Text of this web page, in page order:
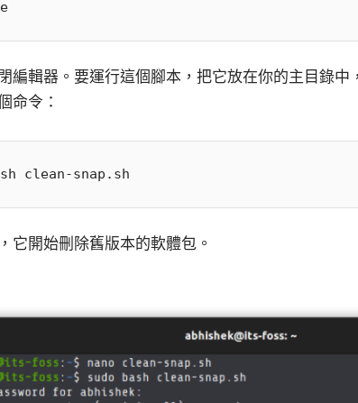
編輯器。要運行這個腳本，把它放在你的主目錄中
命令：
它開始刪除舊版本的軟體包。